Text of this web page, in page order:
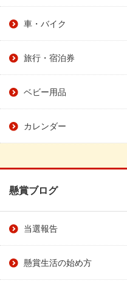
車・バイク
旅行・宿泊券
ベビー用品
カレンダー
懸賞ブログ
当選報告
懸賞生活の始め方